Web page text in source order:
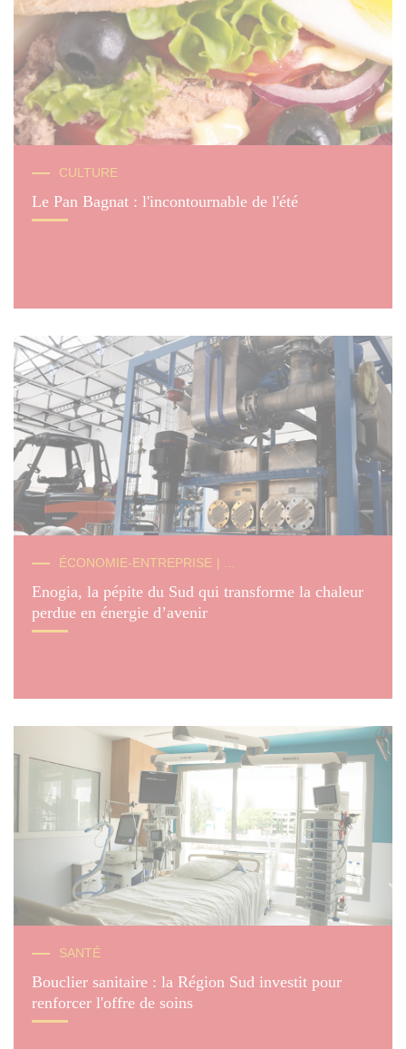
CULTURE
Le Pan Bagnat : l'incontournable de l'été
ÉCONOMIE-ENTREPRISE | ...
Enogia, la pépite du Sud qui transforme la chaleur
perdue en énergie d’avenir
SANTÉ
Bouclier sanitaire : la Région Sud investit pour
renforcer l'offre de soins